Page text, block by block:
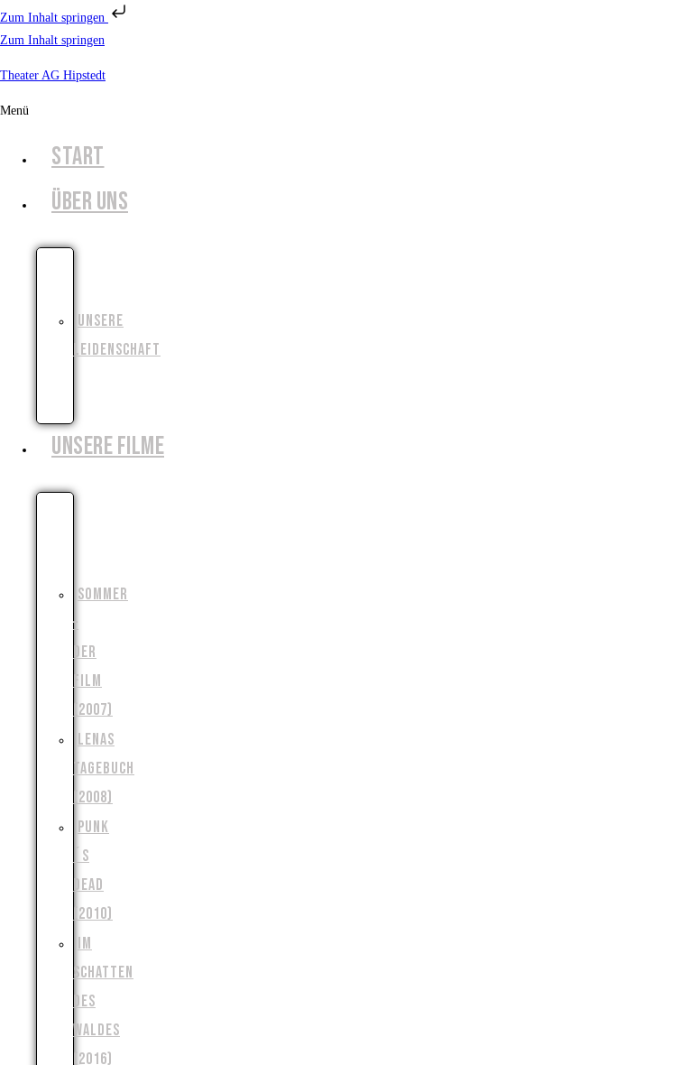
Zum Inhalt springen
Zum Inhalt springen
Theater AG Hipstedt
Menü
START
ÜBER UNS
UNSERE
LEIDENSCHAFT
UNSERE FILME
SOMMER
–
DER
FILM
(2007)
LENAS
TAGEBUCH
(2008)
PUNK
´S
DEAD
(2010)
IM
SCHATTEN
DES
WALDES
(2016)